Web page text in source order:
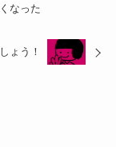
なった
ょう！